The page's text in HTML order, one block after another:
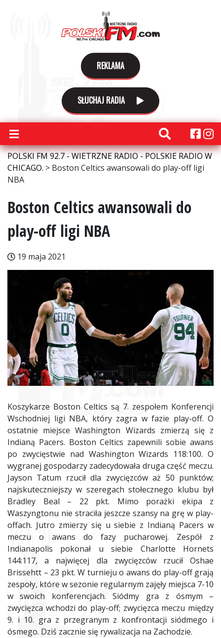
REKLAMA
SŁUCHAJ RADIA
POLSKI FM 92.7 - WIETRZNE RADIO - POLSKIE RADIO W
CHICAGO. > Boston Celtics awansowali do play-off ligi
NBA
Boston Celtics awansowali do
play-off ligi NBA
19 maja 2021
Koszykarze Boston Celtics są 7. zespołem Konferencji
Wschodniej ligi NBA, który zagra w fazie play-off. O
ostatnie miejsce Washington Wizards zmierzą się z
Indianą Pacers. Boston Celtics zapewnili sobie awans
po zwycięstwie nad Washington Wizards 118:100. O
wygranej gospodarzy zadecydowała druga część meczu.
Jayson Tatum rzucił dla zwycięzców aż 50 punktów;
najskuteczniejszy w szeregach stołecznego klubu był
Bradley Beal – 22 pkt. Mimo porażki ekipa z
Waszyngtonu nie straciła jeszcze szansy na grę w play-
offach. Jutro zmierzy się u siebie z Indianą Pacers w
meczu o awans do fazy pucharowej. Zespół z
Indianapolis pokonał u siebie Charlotte Hornets
144:117, a najwięcej dla zwycięzców rzucił Oshae
Brissehtt – 23 pkt. W turnieju o awans do play-off grają
zespoły, które w sezonie regularnym zajęły miejsca 7-10
w swoich konferencjach. Siódmy gra z ósmym –
zwycięzca wchodzi do play-off; zwycięzca meczu między
9. i 10. gra z przegranym z konfrontacji siódmego i
ósmego. Dziś zacznie się rywalizacja na Zachodzie.